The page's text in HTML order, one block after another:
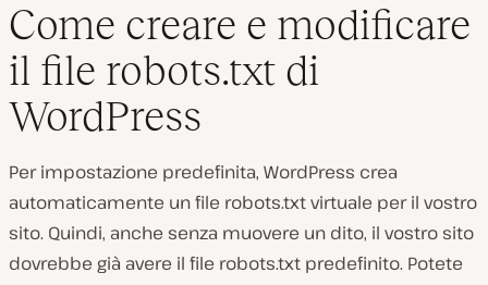
Come creare e modificare
il file robots.txt di
WordPress
Per impostazione predefinita, WordPress crea
automaticamente un file robots.txt virtuale per il vostro
sito. Quindi, anche senza muovere un dito, il vostro sito
dovrebbe già avere il file robots.txt predefinito. Potete